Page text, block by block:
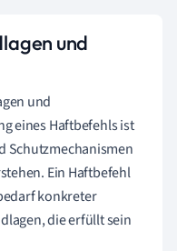
und
und
eines Haftbefehls ist
Schutzmechanismen
Ein Haftbefehl
konkreter
die erfüllt sein